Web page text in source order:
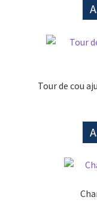
Tour de cou